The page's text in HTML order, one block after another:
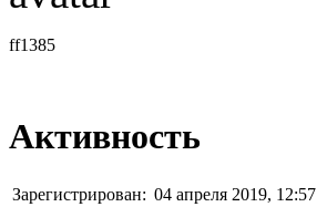
ff1385
Активность
Зарегистрирован: 04 апреля 2019, 12:57